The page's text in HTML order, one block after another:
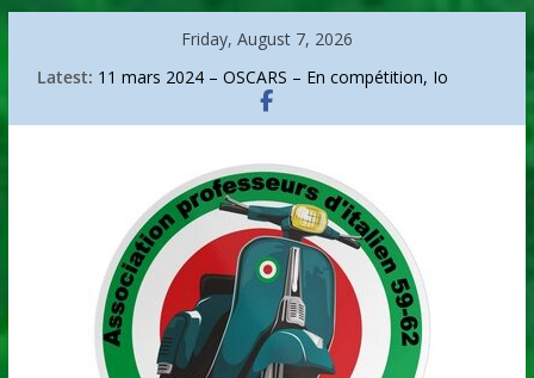
Friday, August 7, 2026
Latest: 11 mars 2024 – OSCARS – En compétition, Io
Sanremo 2026
Go go around Italy
Arte – Arcimboldo, portrait d’un audacieux